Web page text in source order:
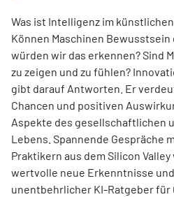
Was ist Intelligenz im
Können Maschinen
würden wir das erkennen? Sind
zu zeigen und zu fühlen?
gibt darauf Antworten. Er
Chancen und positiven
Aspekte des gesellschaftlichen
Lebens. Spannende Gespräche
Praktikern aus dem Silicon
wertvolle neue Erkenntnisse
unentbehrlicher KI-Ratgeber für